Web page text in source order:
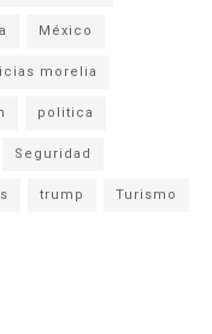
México
morelia
politica
Seguridad
trump Turismo